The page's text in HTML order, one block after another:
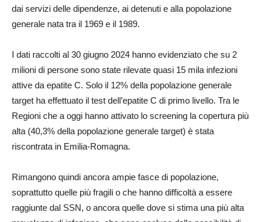
dai servizi delle dipendenze, ai detenuti e alla popolazione
generale nata tra il 1969 e il 1989.
I dati raccolti al 30 giugno 2024 hanno evidenziato che su 2
milioni di persone sono state rilevate quasi 15 mila infezioni
attive da epatite C. Solo il 12% della popolazione generale
target ha effettuato il test dell’epatite C di primo livello. Tra le
Regioni che a oggi hanno attivato lo screening la copertura più
alta (40,3% della popolazione generale target) è stata
riscontrata in Emilia-Romagna.
Rimangono quindi ancora ampie fasce di popolazione,
soprattutto quelle più fragili o che hanno difficoltà a essere
raggiunte dal SSN, o ancora quelle dove si stima una più alta